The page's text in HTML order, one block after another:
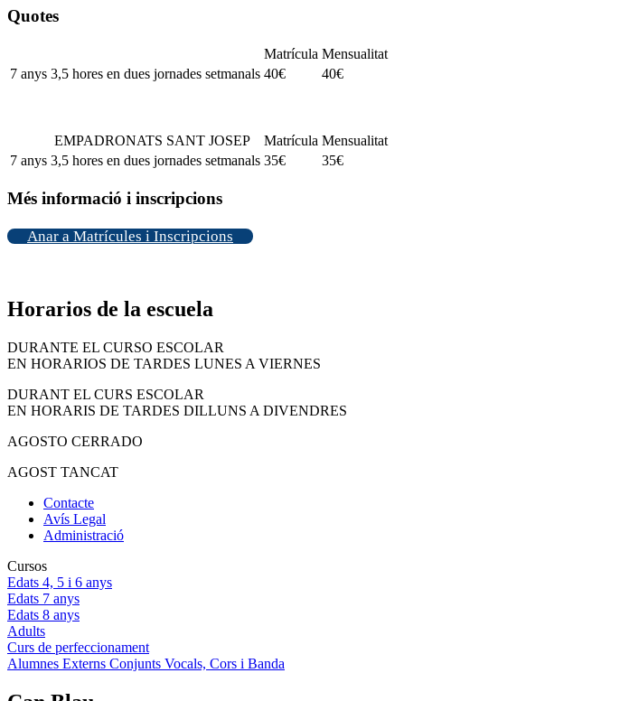
Quotes
Matrícula Mensualitat
7 anys 3,5 hores en dues jornades setmanals 40€ 40€
EMPADRONATS SANT JOSEP Matrícula Mensualitat
7 anys 3,5 hores en dues jornades setmanals 35€ 35€
Més informació i inscripcions
Anar a Matrícules i Inscripcions
Horarios de la escuela
DURANTE EL CURSO ESCOLAR
EN HORARIOS DE TARDES LUNES A VIERNES
DURANT EL CURS ESCOLAR
EN HORARIS DE TARDES DILLUNS A DIVENDRES
AGOSTO CERRADO
AGOST TANCAT
Contacte
Avís Legal
Administració
Cursos
Edats 4, 5 i 6 anys
Edats 7 anys
Edats 8 anys
Adults
Curs de perfeccionament
Alumnes Externs Conjunts Vocals, Cors i Banda